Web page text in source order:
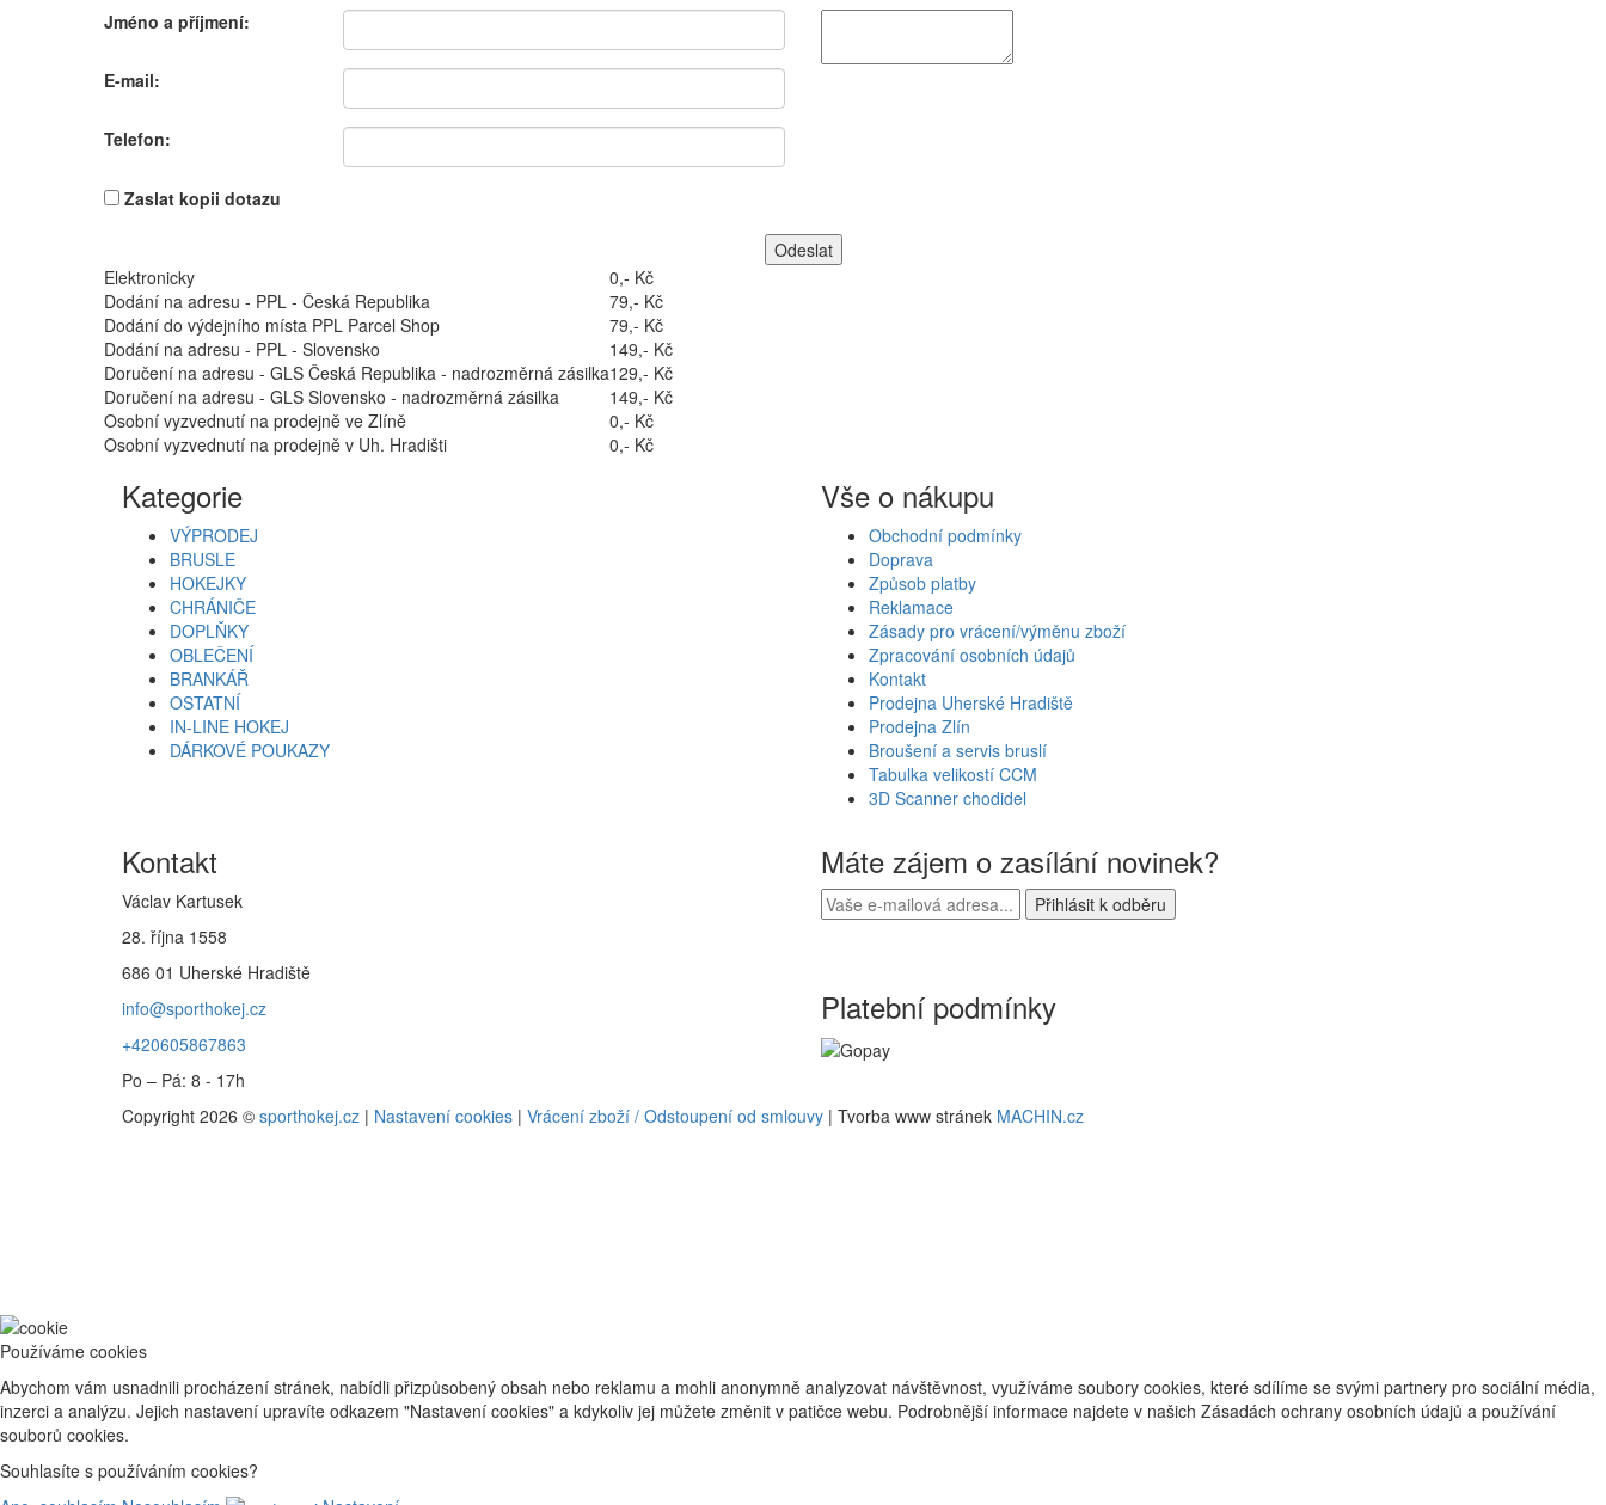
Jméno a příjmení:
E-mail:
Telefon:
Zaslat kopii dotazu
Elektronicky
0,- Kč
Dodání na adresu - PPL - Česká Republika
79,- Kč
Dodání do výdejního místa PPL Parcel Shop
79,- Kč
Dodání na adresu - PPL - Slovensko
149,- Kč
Doručení na adresu - GLS Česká Republika - nadrozměrná zásilka129,- Kč
Doručení na adresu - GLS Slovensko - nadrozměrná zásilka
149,- Kč
Osobní vyzvednutí na prodejně ve Zlíně
0,- Kč
Osobní vyzvednutí na prodejně v Uh. Hradišti
0,- Kč
Kategorie
VÝPRODEJ
BRUSLE
HOKEJKY
CHRÁNIČE
DOPLŇKY
OBLEČENÍ
BRANKÁŘ
OSTATNÍ
IN-LINE HOKEJ
DÁRKOVÉ POUKAZY
Vše o nákupu
Obchodní podmínky
Doprava
Způsob platby
Reklamace
Zásady pro vrácení/výměnu zboží
Zpracování osobních údajů
Kontakt
Prodejna Uherské Hradiště
Prodejna Zlín
Broušení a servis bruslí
Tabulka velikostí CCM
3D Scanner chodidel
Kontakt
Václav Kartusek
28. října 1558
686 01 Uherské Hradiště
info@sporthokej.cz
+420605867863
Po – Pá: 8 - 17h
Máte zájem o zasílání novinek?
Platební podmínky
Copyright 2026 © sporthokej.cz | Nastavení cookies | Vrácení zboží / Odstoupení od smlouvy | Tvorba www stránek MACHIN.cz
Používáme cookies
Abychom vám usnadnili procházení stránek, nabídli přizpůsobený obsah nebo reklamu a mohli anonymně analyzovat návštěvnost, využíváme soubory cookies, které sdílíme se svými partnery pro sociální média,
inzerci a analýzu. Jejich nastavení upravíte odkazem "Nastavení cookies" a kdykoliv jej můžete změnit v patičce webu. Podrobnější informace najdete v našich Zásadách ochrany osobních údajů a používání
souborů cookies.
Souhlasíte s používáním cookies?